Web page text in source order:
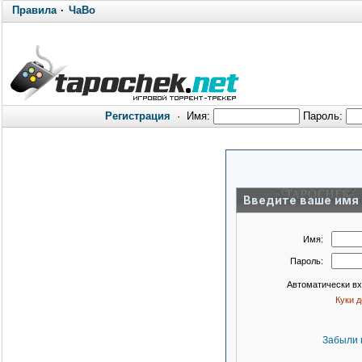
Правила· ЧаВо
Регистрация · Имя: Пароль:
Введите ваше имя
Имя:
Пароль:
Автоматически
Куки
Забыли